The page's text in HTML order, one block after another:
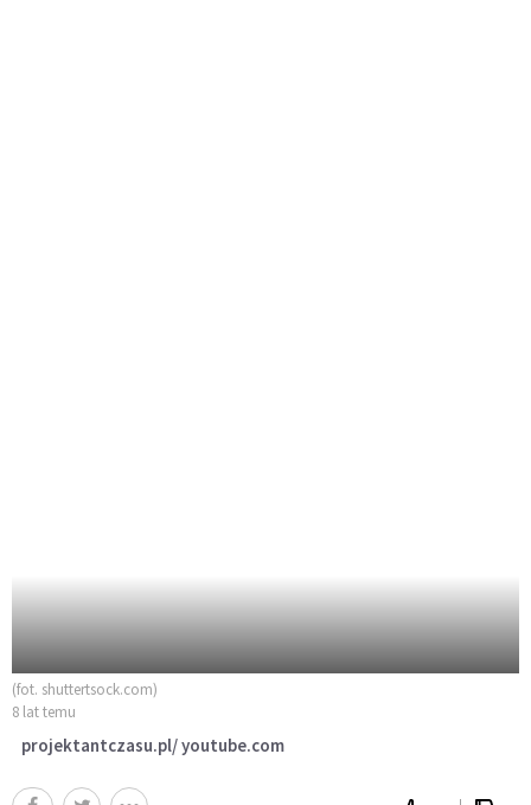
(fot. shuttertsock.com)
8 lat temu
projektantczasu.pl/ youtube.com